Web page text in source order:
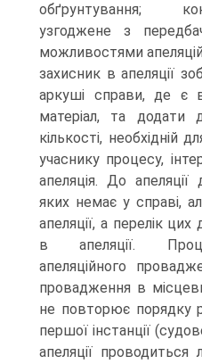
обґрунтування;
узгоджене з
можливостями
захисник в апеляції
аркуші справи, де є
матеріал, та додати
кількості, необхідній
учаснику процесу,
апеляція. До
яких немає у справі,
апеляції, а перелік
в апеляції.
апеляційного
провадження в
не повторює порядку
першої інстанції
апеляції